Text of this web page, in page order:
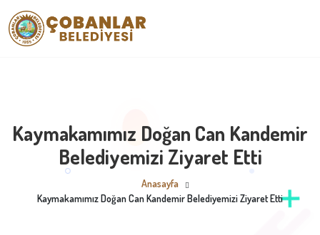
Kaymakamımız Doğan Can Kandemir
Belediyemizi Ziyaret Etti
Anasayfa
Kaymakamımız Doğan Can Kandemir Belediyemizi Ziyaret Etti